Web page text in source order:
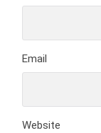
Email
Website